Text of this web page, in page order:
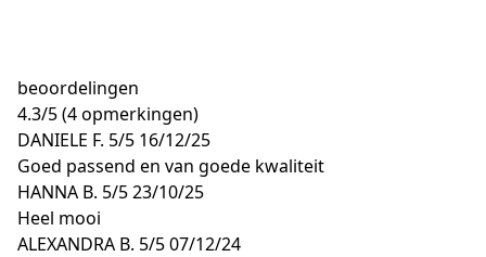
beoordelingen
4.3/5(4 opmerkingen)
DANIELE F. 5/5 16/12/25
Goed passend en van goede kwaliteit
HANNA B. 5/523/10/25
Heel mooi
ALEXANDRA B. 5/507/12/24